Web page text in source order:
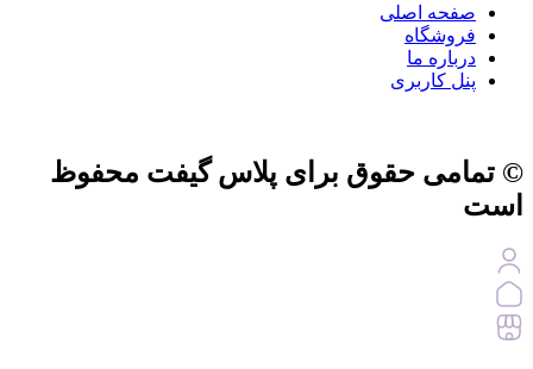
صفحه اصلی
فروشگاه
درباره ما
پنل کاربری
© تمامی حقوق برای پلاس گیفت محفوظ
است